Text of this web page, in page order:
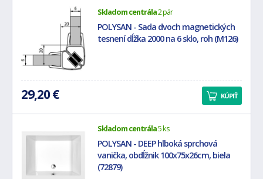
Skladom centrála2 pár
POLYSAN - Sada dvoch magnetických
tesnení dĺžka 2000 na 6 sklo, roh (M126)
29,20 € KÚPIŤ
Skladom centrála5 ks
POLYSAN - DEEP hlboká sprchová
vanička, obdĺžnik 100x75x26cm, biela
(72879)